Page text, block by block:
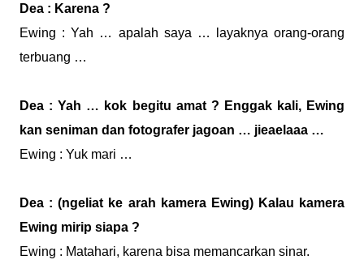
Dea : Karena ?
Ewing : Yah … apalah saya … layaknya orang-orang
terbuang …
Dea : Yah … kok begitu amat ? Enggak kali, Ewing
kan seniman dan fotografer jagoan … jieaelaaa …
Ewing : Yuk mari …
Dea : (ngeliat ke arah kamera Ewing) Kalau kamera
Ewing mirip siapa ?
Ewing : Matahari, karena bisa memancarkan sinar.